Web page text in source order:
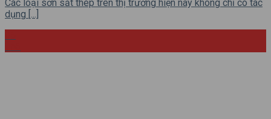
Các loại sơn sắt thép trên thị trường hiện nay không chỉ có tác
dụng [...]